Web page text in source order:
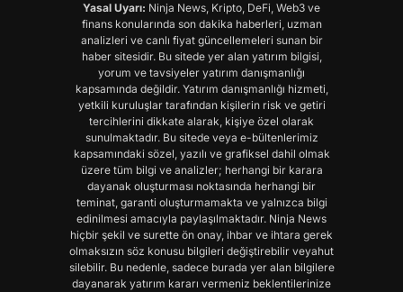
Yasal Uyarı: Ninja News, Kripto, DeFi, Web3 ve
finans konularında son dakika haberleri, uzman
analizleri ve canlı fiyat güncellemeleri sunan bir
haber sitesidir. Bu sitede yer alan yatırım bilgisi,
yorum ve tavsiyeler yatırım danışmanlığı
kapsamında değildir. Yatırım danışmanlığı hizmeti,
yetkili kuruluşlar tarafından kişilerin risk ve getiri
tercihlerini dikkate alarak, kişiye özel olarak
sunulmaktadır. Bu sitede veya e-bültenlerimiz
kapsamındaki sözel, yazılı ve grafiksel dahil olmak
üzere tüm bilgi ve analizler; herhangi bir karara
dayanak oluşturması noktasında herhangi bir
teminat, garanti oluşturmamakta ve yalnızca bilgi
edinilmesi amacıyla paylaşılmaktadır. Ninja News
hiçbir şekil ve surette ön onay, ihbar ve ihtara gerek
olmaksızın söz konusu bilgileri değiştirebilir veyahut
silebilir. Bu nedenle, sadece burada yer alan bilgilere
dayanarak yatırım kararı vermeniz beklentilerinize